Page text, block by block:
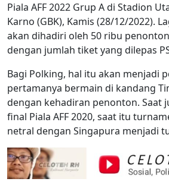
Piala AFF 2022 Grup A di Stadion
Karno (GBK), Kamis (28/12/2022).
akan dihadiri oleh 50 ribu
dengan jumlah tiket yang dilepas
Bagi Polking, hal itu akan menjadi
pertamanya bermain di kandang
dengan kehadiran penonton. Saat
final Piala AFF 2020, saat itu
netral dengan Singapura menjadi